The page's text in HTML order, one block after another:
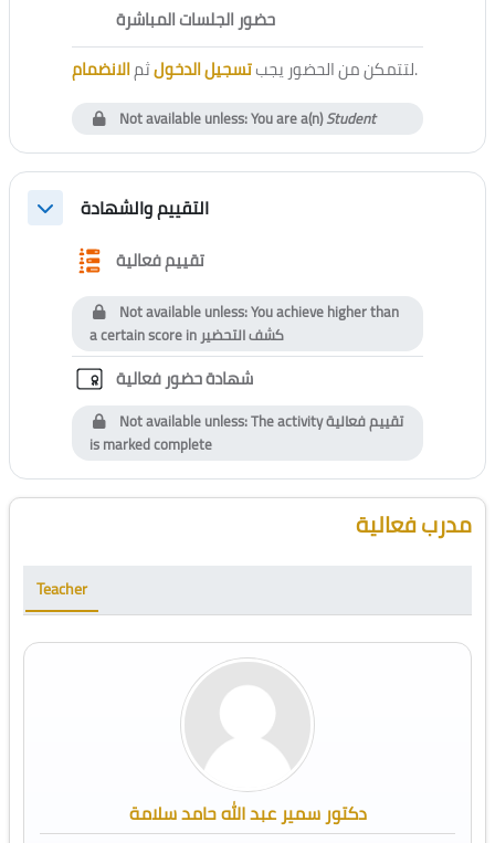
حضور الجلسات المباشرةExternal tool
لتتمكن من الحضور يجبتسجيل الدخولثمالانضمام .
Not available unless: You are a(n)Student
Collapseالتقييم والشهادة
تقييم فعاليةQuestionnaire
Not available unless: You achieve higher than
a certain score inكشف التحضير
شهادة حضور فعاليةCustom certificate
Not available unless: The activityتقييم فعالية
is marked complete
Blocks
Skip [Cocoon] Course Instructor مدرب فعالية
Teacher
دكتور سمير عبد الله حامد سلامة